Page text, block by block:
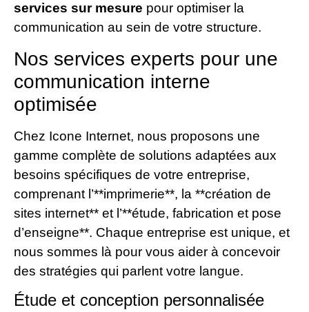
services sur mesure pour optimiser la
communication au sein de votre structure.
Nos services experts pour une
communication interne
optimisée
Chez Icone Internet, nous proposons une
gamme complète de solutions adaptées aux
besoins spécifiques de votre entreprise,
comprenant l’**imprimerie**, la **création de
sites internet** et l’**étude, fabrication et pose
d’enseigne**. Chaque entreprise est unique, et
nous sommes là pour vous aider à concevoir
des stratégies qui parlent votre langue.
Étude et conception personnalisée